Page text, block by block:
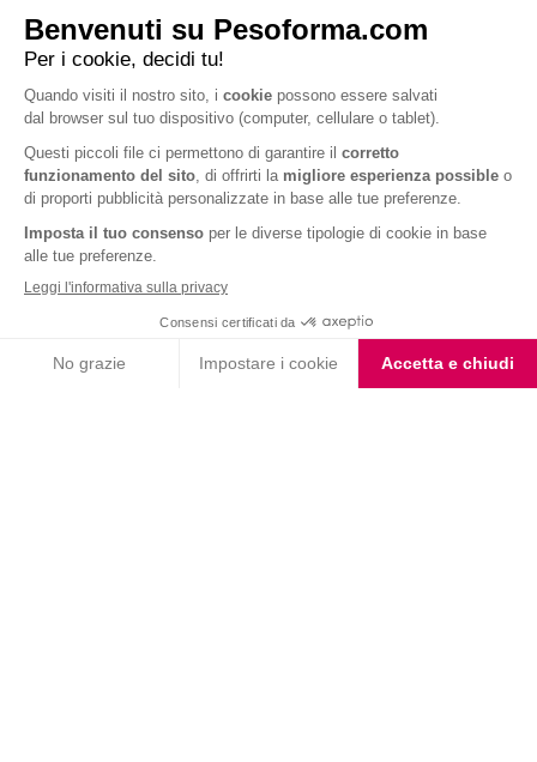
Iscriviti alla newsletter
informativa privacy
, acconsento all'iscrizione alla newsletter
periodica di Nutrition et Santé
Nutrition & Sante' Italia Spa